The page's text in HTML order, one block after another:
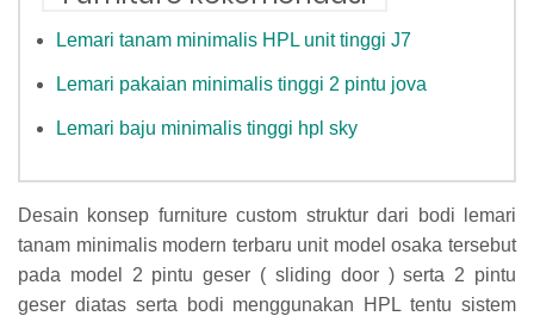
Lemari tanam minimalis HPL unit tinggi J7
Lemari pakaian minimalis tinggi 2 pintu jova
Lemari baju minimalis tinggi hpl sky
Desain konsep furniture custom struktur dari bodi lemari
tanam minimalis modern terbaru unit model osaka tersebut
pada model 2 pintu geser ( sliding door ) serta 2 pintu
geser diatas serta bodi menggunakan HPL tentu sistem